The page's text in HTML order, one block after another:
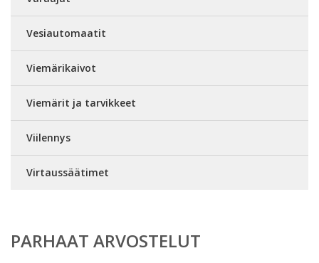
Vesiautomaatit
Viemärikaivot
Viemärit ja tarvikkeet
Viilennys
Virtaussäätimet
PARHAAT ARVOSTELUT